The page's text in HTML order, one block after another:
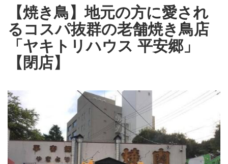
【焼き鳥】地元の方に愛され
るコスパ抜群の老舗焼き鳥店
「ヤキトリハウス 平安郷」
【閉店】